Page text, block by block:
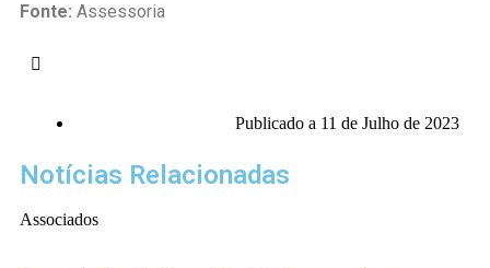
Fonte: Assessoria
Publicado a 11 de Julho de 2023
Notícias Relacionadas
Associados